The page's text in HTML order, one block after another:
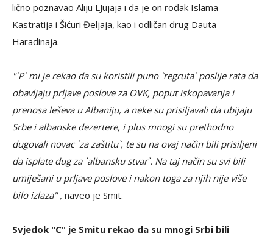
lično poznavao Aliju LJujaja i da je on rođak Islama
Kastratija i Šićuri Đeljaja, kao i odličan drug Dauta
Haradinaja.
"`P` mi je rekao da su koristili puno `regruta` poslije rata da
obavljaju prljave poslove za OVK, poput iskopavanja i
prenosa leševa u Albaniju, a neke su prisiljavali da ubijaju
Srbe i albanske dezertere, i plus mnogi su prethodno
dugovali novac `za zaštitu`, te su na ovaj način bili prisiljeni
da isplate dug za `albansku stvar`. Na taj način su svi bili
umiješani u prljave poslove i nakon toga za njih nije više
bilo izlaza" , naveo je Smit.
Svjedok "C" je Smitu rekao da su mnogi Srbi bili